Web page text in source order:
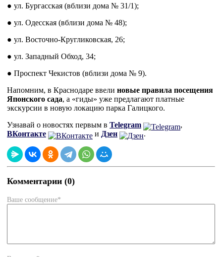
● ул. Бургасская (вблизи дома № 31/1);
● ул. Одесская (вблизи дома № 48);
● ул. Восточно-Кругликовская, 26;
● ул. Западный Обход, 34;
● Проспект Чекистов (вблизи дома № 9).
Напомним, в Краснодаре ввели новые правила посещения
Японского сада, а «гиды» уже предлагают платные
экскурсии в новую локацию парка Галицкого.
Узнавай о новостях первым в Telegram
,
ВКонтакте
и Дзен .
Комментарии (0)
Ваше сообщение*